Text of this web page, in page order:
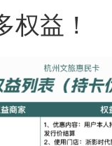
权益！